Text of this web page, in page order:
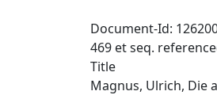
Document-Id:
469 et seq.
Title
Magnus, Ulrich, Die